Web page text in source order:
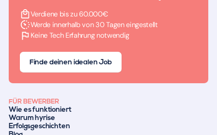
Verdiene bis zu 60.000€
Werde innerhalb von 30 Tagen eingestellt
Keine Tech Erfahrung notwendig
Finde deinen idealen Job
FÜR BEWERBER
Wie es funktioniert
Warum hyrise
Erfolgsgeschichten